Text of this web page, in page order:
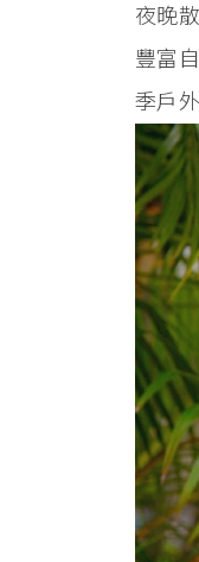
夜晚
豐富
季戶